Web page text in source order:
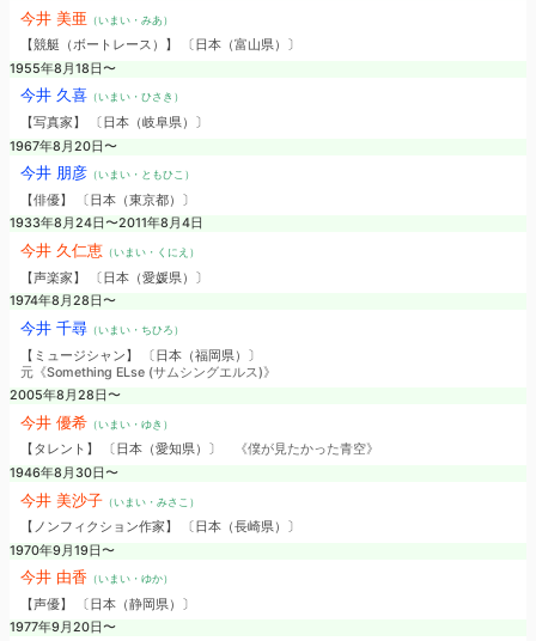
今井 美亜 （いまい・みあ）
【競艇（ボートレース）】 〔日本（富山県）〕
1955年8月18日〜
今井 久喜（いまい・ひさき）
【写真家】 〔日本（岐阜県）〕
1967年8月20日〜
今井 朋彦（いまい・ともひこ）
【俳優】 〔日本（東京都）〕
1933年8月24日〜2011年8月4日
今井 久仁恵 （いまい・くにえ）
【声楽家】 〔日本（愛媛県）〕
1974年8月28日〜
今井 千尋（いまい・ちひろ）
【ミュージシャン】 〔日本（福岡県）〕
元《Something ELse (サムシングエルス)》
2005年8月28日〜
今井 優希（いまい・ゆき）
【タレント】 〔日本（愛知県）〕
《僕が見たかった青空》
1946年8月30日〜
今井 美沙子（いまい・みさこ）
【ノンフィクション作家】 〔日本（長崎県）〕
1970年9月19日〜
今井 由香 （いまい・ゆか）
【声優】 〔日本（静岡県）〕
1977年9月20日〜